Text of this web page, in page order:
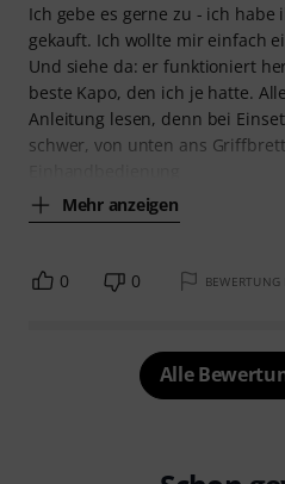
Ich gebe es gerne zu - ich
gekauft. Ich wollte mir einfach
Und siehe da: er funktioniert
beste Kapo, den ich je hatte.
Anleitung lesen, denn bei
schwer, von unten ans
Mehr anzeigen
0 0
Alle